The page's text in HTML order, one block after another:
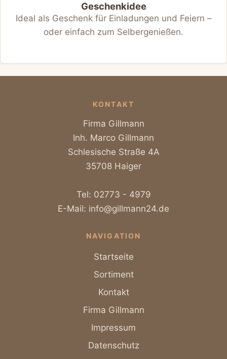
Geschenkidee
Ideal als Geschenk für Einladungen und Feiern –
oder einfach zum Selbergenießen.
KONTAKT
Firma Gillmann
Inh. Marco Gillmann
Schlesische Straße 4A
35708 Haiger
Tel: 02773 - 4979
E-Mail: info@gillmann24.de
NAVIGATION
Startseite
Sortiment
Kontakt
Firma Gillmann
Impressum
Datenschutz